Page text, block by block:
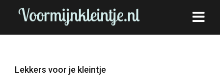
Lekkers voor je kleintje